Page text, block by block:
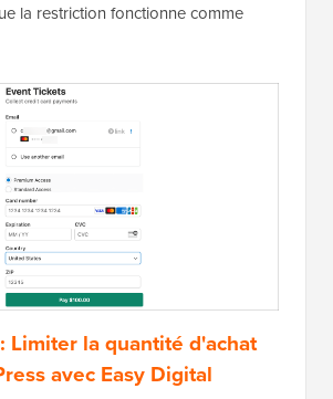
la restriction fonctionne comme
Limiter la quantité d'achat
avec Easy Digital